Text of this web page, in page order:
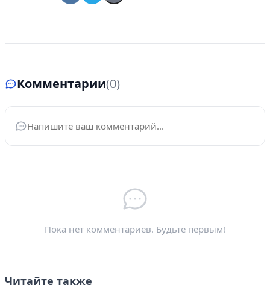
Комментарии(0)
Ваше имя*
Пока нет комментариев. Будьте первым!
Читайте также